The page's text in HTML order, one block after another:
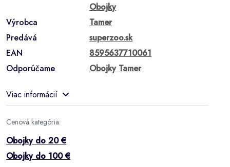
Obojky
Výrobca
Tamer
Predává
superzoo.sk
EAN
8595637710061
Odporúčame
Obojky Tamer
Viac informácií
Cenová kategória:
Obojky do 20 €
Obojky do 100 €